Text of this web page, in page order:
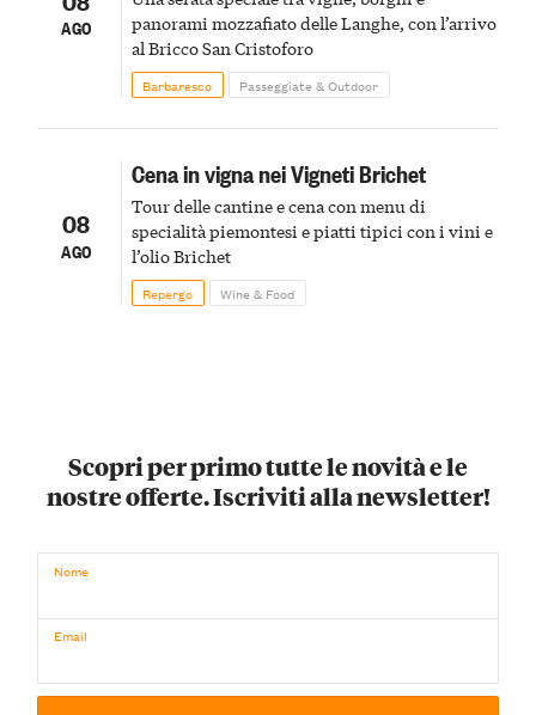
AGO
panorami mozzafiato delle Langhe, con l’arrivo
al Bricco San Cristoforo
Barbaresco Passeggiate & Outdoor
08
AGO
Cena in vigna nei Vigneti Brichet
Tour delle cantine e cena con menu di
specialità piemontesi e piatti tipici con i vini e
l’olio Brichet
Repergo Wine & Food
Scopri per primo tutte le novità e le
nostre offerte. Iscriviti alla newsletter!
Nome
Email